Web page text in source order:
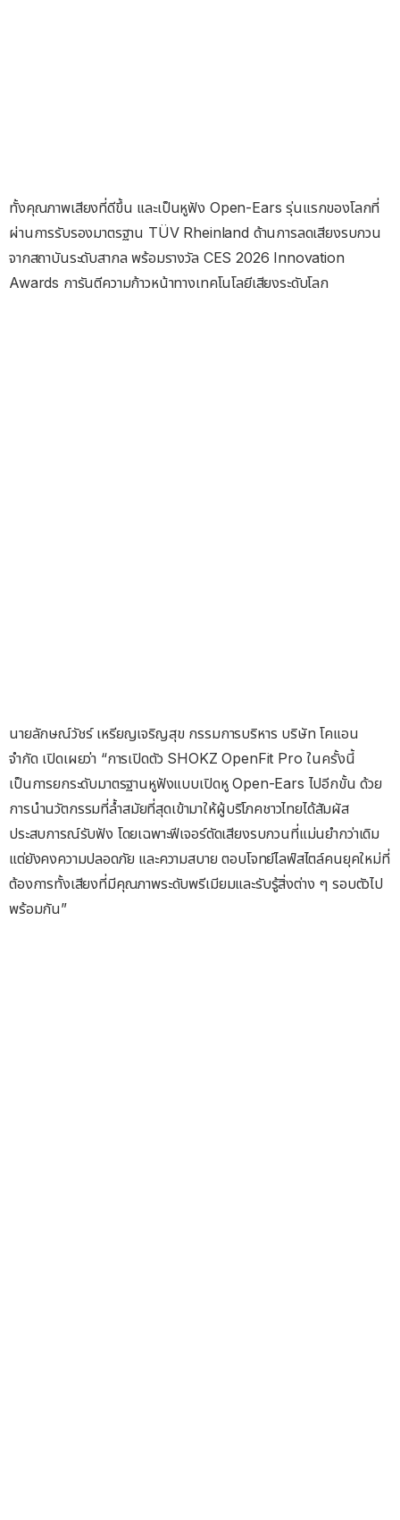
ทั้งคุณภาพเสียงที่ดีขึ้น และเป็นหูฟัง Open-Ears รุ่นแรกของโลกที่
ผ่านการรับรองมาตรฐาน TÜV Rheinland ด้านการลดเสียงรบกวน
จากสถาบันระดับสากล พร้อมรางวัล CES 2026 Innovation
Awards การันตีความก้าวหน้าทางเทคโนโลยีเสียงระดับโลก
นายลักษณ์วัชร์ เหรียญเจริญสุข กรรมการบริหาร บริษัท โคแอน
จำกัด เปิดเผยว่า “การเปิดตัว SHOKZ OpenFit Pro ในครั้งนี้
เป็นการยกระดับมาตรฐานหูฟังแบบเปิดหู Open-Ears ไปอีกขั้น ด้วย
การนำนวัตกรรมที่ล้ำสมัยที่สุดเข้ามาให้ผู้บริโภคชาวไทยได้สัมผัส
ประสบการณ์รับฟัง โดยเฉพาะฟีเจอร์ตัดเสียงรบกวนที่แม่นยำกว่าเดิม
แต่ยังคงความปลอดภัย และความสบาย ตอบโจทย์ไลฟ์สไตล์คนยุคใหม่ที่
ต้องการทั้งเสียงที่มีคุณภาพระดับพรีเมียมและรับรู้สิ่งต่าง ๆ รอบตัวไป
พร้อมกัน”